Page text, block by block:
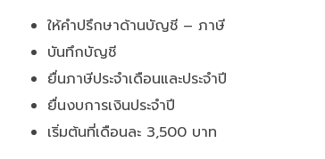
ให้คำปรึกษาด้านบัญชี – ภาษี
บันทึกบัญชี
ยื่นภาษีประจำเดือนและประจำปี
ยื่นงบการเงินประจำปี
เริ่มต้นที่เดือนละ 3,500 บาท